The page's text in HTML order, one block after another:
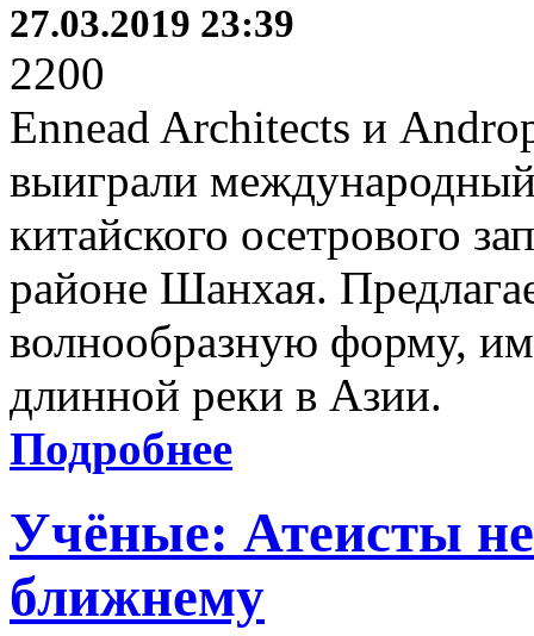
27.03.2019 23:39
2200
Ennead Architects и
выиграли
китайского осетрового
районе Шанхая.
волнообразную форму,
длинной реки в Азии.
Подробнее
Учёные: Атеисты
ближнему